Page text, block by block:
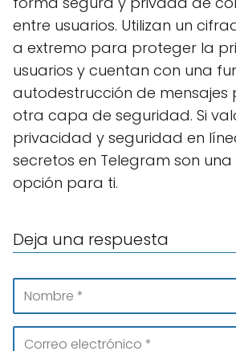
entre usuarios. Utilizan un
a extremo para proteger la
usuarios y cuentan con una
autodestrucción de
otra capa de seguridad. Si
privacidad y seguridad en
secretos en Telegram son una
opción para ti.
Deja una respuesta